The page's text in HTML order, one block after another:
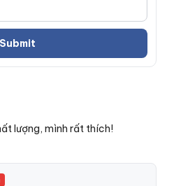
lượng, mình rất thích!